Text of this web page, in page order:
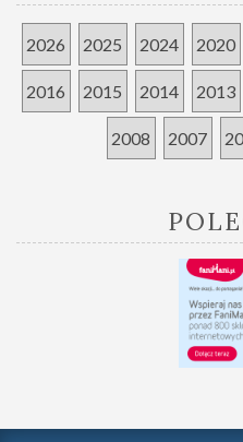
2026 2025 2024 2020
2016 2015 2014 2013
2008 2007